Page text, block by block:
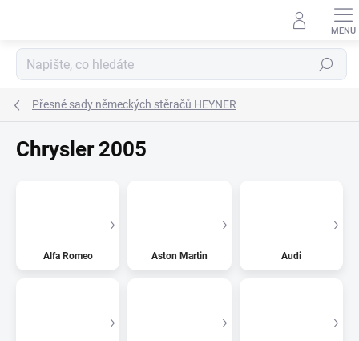
Hledat
Přesné sady německých stěračů HEYNER
Chrysler 2005
Alfa Romeo Aston Martin Audi